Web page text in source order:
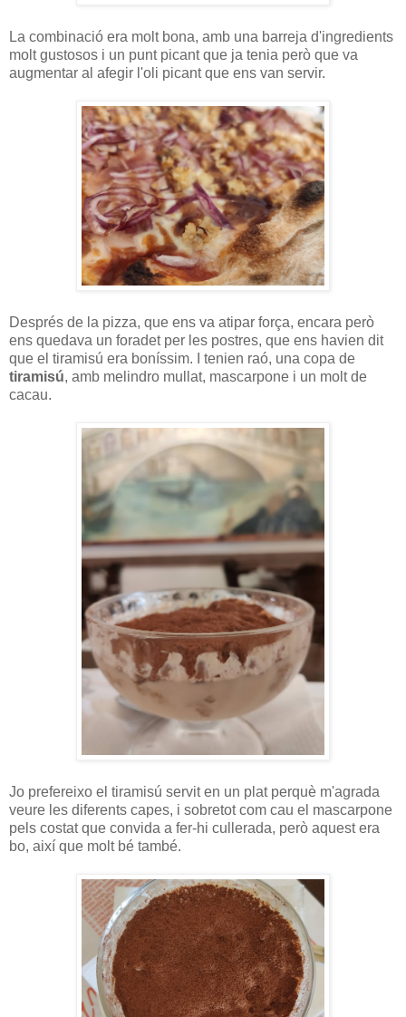
La combinació era molt bona, amb una barreja d'ingredients
molt gustosos i un punt picant que ja tenia però que va
augmentar al afegir l'oli picant que ens van servir.
Després de la pizza, que ens va atipar força, encara però
ens quedava un foradet per les postres, que ens havien dit
que el tiramisú era boníssim. I tenien raó, una copa de
tiramisú, amb melindro mullat, mascarpone i un molt de
cacau.
Jo prefereixo el tiramisú servit en un plat perquè m'agrada
veure les diferents capes, i sobretot com cau el mascarpone
pels costat que convida a fer-hi cullerada, però aquest era
bo, així que molt bé també.